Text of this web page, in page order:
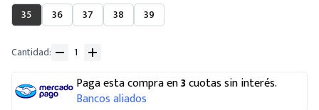
35 36 37 38 39
Cantidad
Paga esta compra en3cuotas sin interés.
Bancos aliados